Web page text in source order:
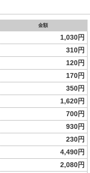
金額
1,030円
310円
120円
170円
350円
1,620円
700円
930円
230円
4,490円
2,080円